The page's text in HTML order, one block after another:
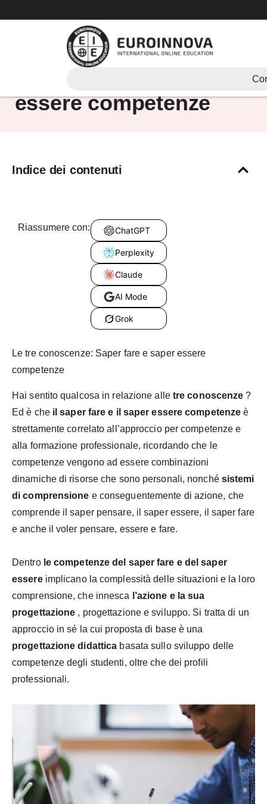
al
saper fare e saper
essere competenze
Indice dei contenuti
Riassumere con: ChatGPT
Perplexity
Claude
AI Mode
Grok
Le tre conoscenze: Saper fare e saper essere
competenze
Hai sentito qualcosa in relazione alle tre conoscenze ?
Ed è che il saper fare e il saper essere competenze è
strettamente correlato all’approccio per competenze e
alla formazione professionale, ricordando che le
competenze vengono ad essere combinazioni
dinamiche di risorse che sono personali, nonché sistemi
di comprensione e conseguentemente di azione, che
comprende il saper pensare, il saper essere, il saper fare
e anche il voler pensare, essere e fare.
Dentro le competenze del saper fare e del saper
essereimplicano la complessità delle situazioni e la loro
comprensione, che innesca
l’azione e la sua
progettazione , progettazione e sviluppo. Si tratta di un
approccio in sé la cui proposta di base è una
progettazione didattica basata sullo sviluppo delle
competenze degli studenti, oltre che dei profili
professionali.